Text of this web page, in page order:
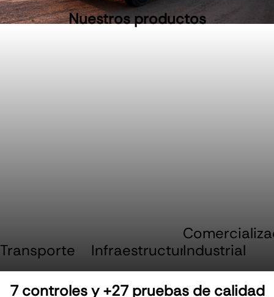
Nuestros productos
Transporte InfraestructuraIndustrial
7 controles y +27 pruebas de calidad